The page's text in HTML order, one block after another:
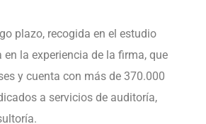
plazo, recogida en el estudio
en la experiencia de la firma, que
y cuenta con más de 370.000
a servicios de auditoría,